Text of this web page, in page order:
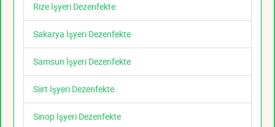
Rize İşyeri Dezenfekte
Sakarya İşyeri Dezenfekte
Samsun İşyeri Dezenfekte
Siirt İşyeri Dezenfekte
Sinop İşyeri Dezenfekte